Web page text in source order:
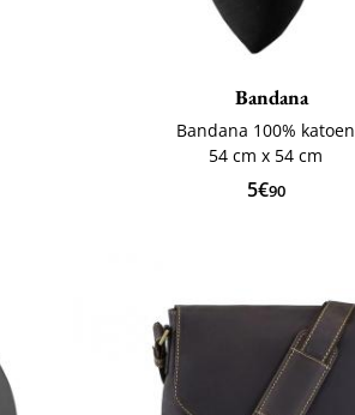
Bandana
Bandana 100% katoen
54 cm x 54 cm
5€90